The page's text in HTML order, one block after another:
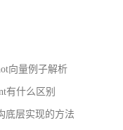
向量例子解析
有什么区别
底层实现的方法